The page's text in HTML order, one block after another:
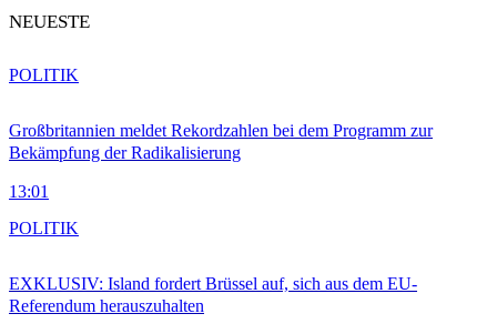
NEUESTE
Großbritannien meldet Rekordzahlen bei dem Programm zur
Bekämpfung der Radikalisierung
13:01
POLITIK
EXKLUSIV: Island fordert Brüssel auf, sich aus dem EU-
Referendum herauszuhalten
POLITIK